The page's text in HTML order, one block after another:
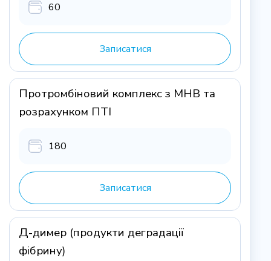
60
Записатися
Протромбіновий комплекс з МНВ та
розрахунком ПТІ
180
Записатися
Д-димер (продукти деградації
фібрину)